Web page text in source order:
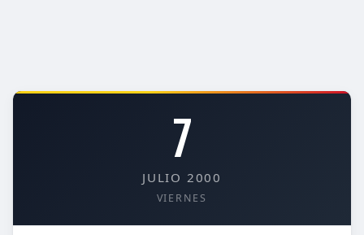
7
JULIO 2000
VIERNES